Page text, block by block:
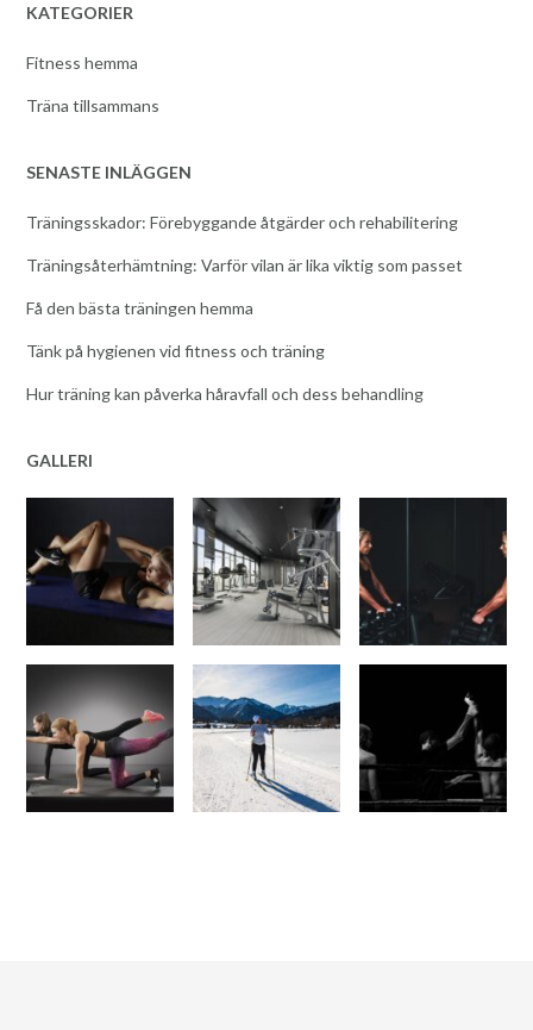
KATEGORIER
Fitness hemma
Träna tillsammans
SENASTE INLÄGGEN
Träningsskador: Förebyggande åtgärder och rehabilitering
Träningsåterhämtning: Varför vilan är lika viktig som passet
Få den bästa träningen hemma
Tänk på hygienen vid fitness och träning
Hur träning kan påverka håravfall och dess behandling
GALLERI